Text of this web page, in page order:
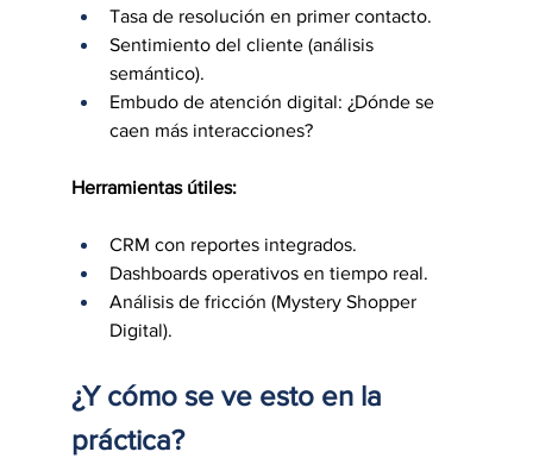
Tasa de resolución en primer contacto.
Sentimiento del cliente (análisis
semántico).
Embudo de atención digital: ¿Dónde se
caen más interacciones?
Herramientas útiles:
CRM con reportes integrados.
Dashboards operativos en tiempo real.
Análisis de fricción (Mystery Shopper
Digital).
¿Y cómo se ve esto en la
práctica?